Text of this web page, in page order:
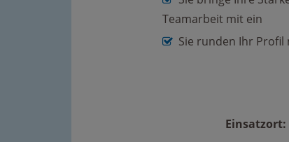
Teamarbeit mit ein
Sie runden Ihr
Einsatzort: